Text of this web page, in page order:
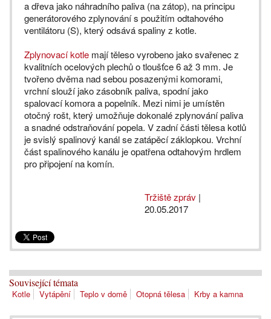
a dřeva jako náhradního paliva (na zátop), na principu
generátorového zplynování s použitím odtahového
ventilátoru (S), který odsává spaliny z kotle.
Zplynovací kotle mají těleso vyrobeno jako svařenec z
kvalitních ocelových plechů o tloušťce 6 až 3 mm. Je
tvořeno dvěma nad sebou posazenými komorami,
vrchní slouží jako zásobník paliva, spodní jako
spalovací komora a popelník. Mezi nimi je umístěn
otočný rošt, který umožňuje dokonalé zplynování paliva
a snadné odstraňování popela. V zadní části tělesa kotlů
je svislý spalinový kanál se zatápěcí záklopkou. Vrchní
část spalinového kanálu je opatřena odtahovým hrdlem
pro připojení na komín.
Tržiště zpráv |
20.05.2017
Související témata
Kotle Vytápění Teplo v domě Otopná tělesa Krby a kamna